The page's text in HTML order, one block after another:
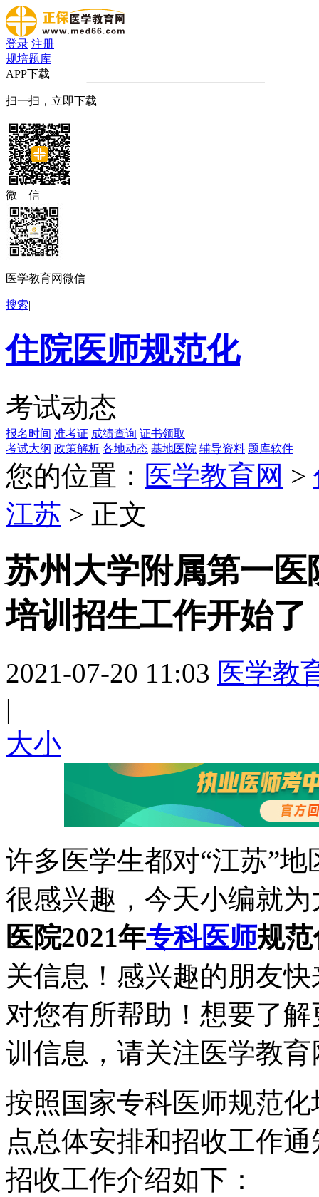
登录 注册
规培题库
APP下载
扫一扫，立即下载
微 信
医学教育网微信
搜索|
住院医师规范化
考试动态
报名时间 准考证 成绩查询 证书领取
考试大纲 政策解析 各地动态 基地医院 辅导资料 题库软件
您的位置： 医学教育网 >
江苏 > 正文
苏州大学附属第一医
培训招生工作开始了
2021-07-20 11:03 医学教
|
大小
许多医学生都对“江苏”
很感兴趣，今天小编就为
医院2021年专科医师规
关信息！感兴趣的朋友
对您有所帮助！想要了
训信息，请关注医学教育
按照国家专科医师规范
点总体安排和招收工作
招收工作介绍如下：